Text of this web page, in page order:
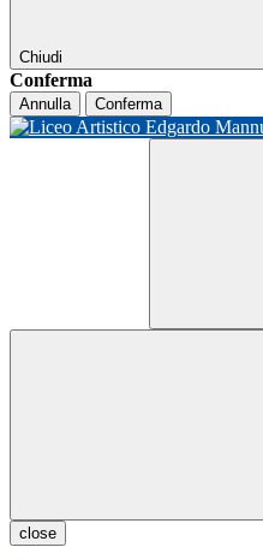
Chiudi
Conferma
Annulla Conferma
close